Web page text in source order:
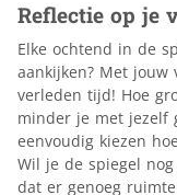
Reflectie op je
Elke ochtend in de
aankijken? Met
verleden tijd! Hoe
minder je met jezelf
eenvoudig kiezen
Wil je de spiegel
dat er genoeg